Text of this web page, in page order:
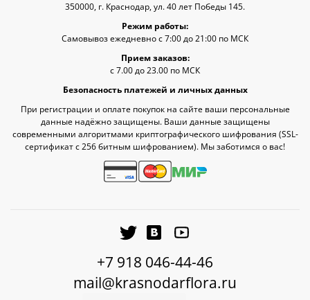
350000, г. Краснодар, ул. 40 лет Победы 145.
Режим работы:
Самовывоз ежедневно с 7:00 до 21:00 по МСК
Прием заказов:
с 7.00 до 23.00 по МСК
Безопасность платежей и личных данных
При регистрации и оплате покупок на сайте ваши персональные
данные надёжно защищены. Ваши данные защищены
современными алгоритмами криптографического шифрования (SSL-
сертификат c 256 битным шифрованием). Мы заботимся о вас!
+7 918 046-44-46
mail@krasnodarflora.ru